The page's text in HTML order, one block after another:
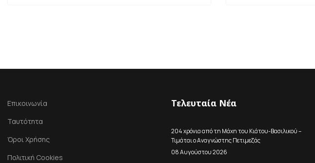
Επικοινωνία
Ταυτότητα
Όροι Χρήσης
Πολιτική Cookies
Τελευταία Νέα
204 χρόνια από τη Μάχη του Κιάτου-Βασιλικού –
Τιμάται ο Αναγνώστης Πετιμεζάς
08 Αυγούστου 2026